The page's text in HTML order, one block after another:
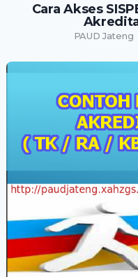
Cara Akses
PAUD Jateng